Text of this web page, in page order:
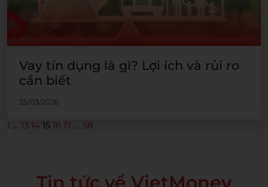
Vay tín dụng là gì? Lợi ích và rủi ro
cần biết
25/03/2026
1 … 13 14 15 16 17 … 58
Tin tức về VietMoney